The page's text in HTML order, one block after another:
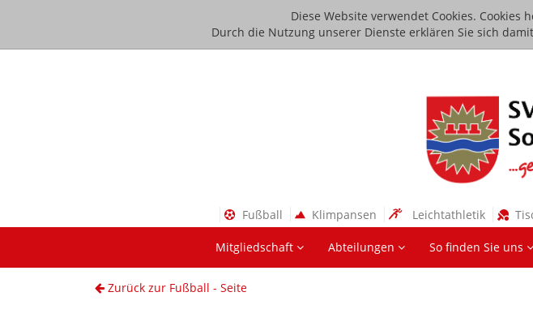
Diese Website verwendet Cookies.
Durch die Nutzung unserer Dienste erklären Sie sich
Fußball Klimpansen Leichtathletik
Mitgliedschaft Abteilungen So finden Sie uns
Zurück zur Fußball - Seite